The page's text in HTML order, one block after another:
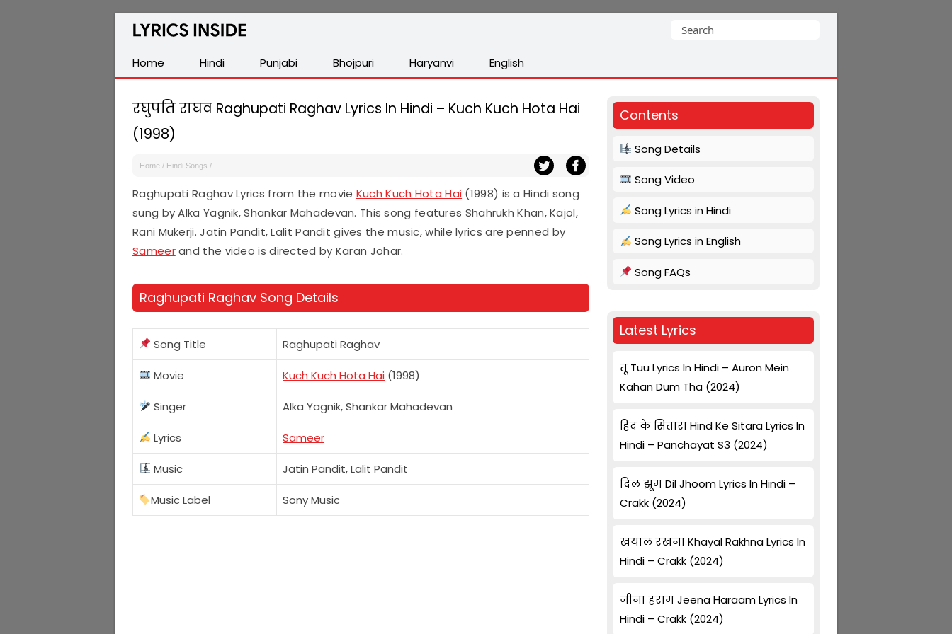
Latest
Hindi,
Tamil,
Malayalam,
English,
Punjabi
Search
Home
Hindi Punjabi Bhojpuri Haryanvi English
रघुपति राघव Raghupati Raghav Lyrics In Hindi – Kuch Kuch Hota Hai
(1998)
Home / Hindi Songs /
Raghupati Raghav Lyrics from the movie Kuch Kuch Hota Hai (1998) is a Hindi song
sung by Alka Yagnik, Shankar Mahadevan. This song features Shahrukh Khan, Kajol,
Rani Mukerji. Jatin Pandit, Lalit Pandit gives the music, while lyrics are penned by
Sameerand the video is directed by Karan Johar.
Raghupati Raghav Song Details
Song Title Raghupati Raghav
Movie Kuch Kuch Hota Hai (1998)
Singer Alka Yagnik, Shankar Mahadevan
Lyrics Sameer
Music Jatin Pandit, Lalit Pandit
Music Label Sony Music
Contents
Song Details
Song Video
Song Lyrics in Hindi
Song Lyrics in English
Song FAQs
Latest Lyrics
तू Tuu Lyrics In Hindi – Auron Mein
Kahan Dum Tha (2024)
हिंद के सितारा Hind Ke Sitara Lyrics In
Hindi – Panchayat S3 (2024)
दिल झूम Dil Jhoom Lyrics In Hindi –
Crakk (2024)
खयाल रखना Khayal Rakhna Lyrics In
Hindi – Crakk (2024)
जीना हराम Jeena Haraam Lyrics In
Hindi – Crakk (2024)